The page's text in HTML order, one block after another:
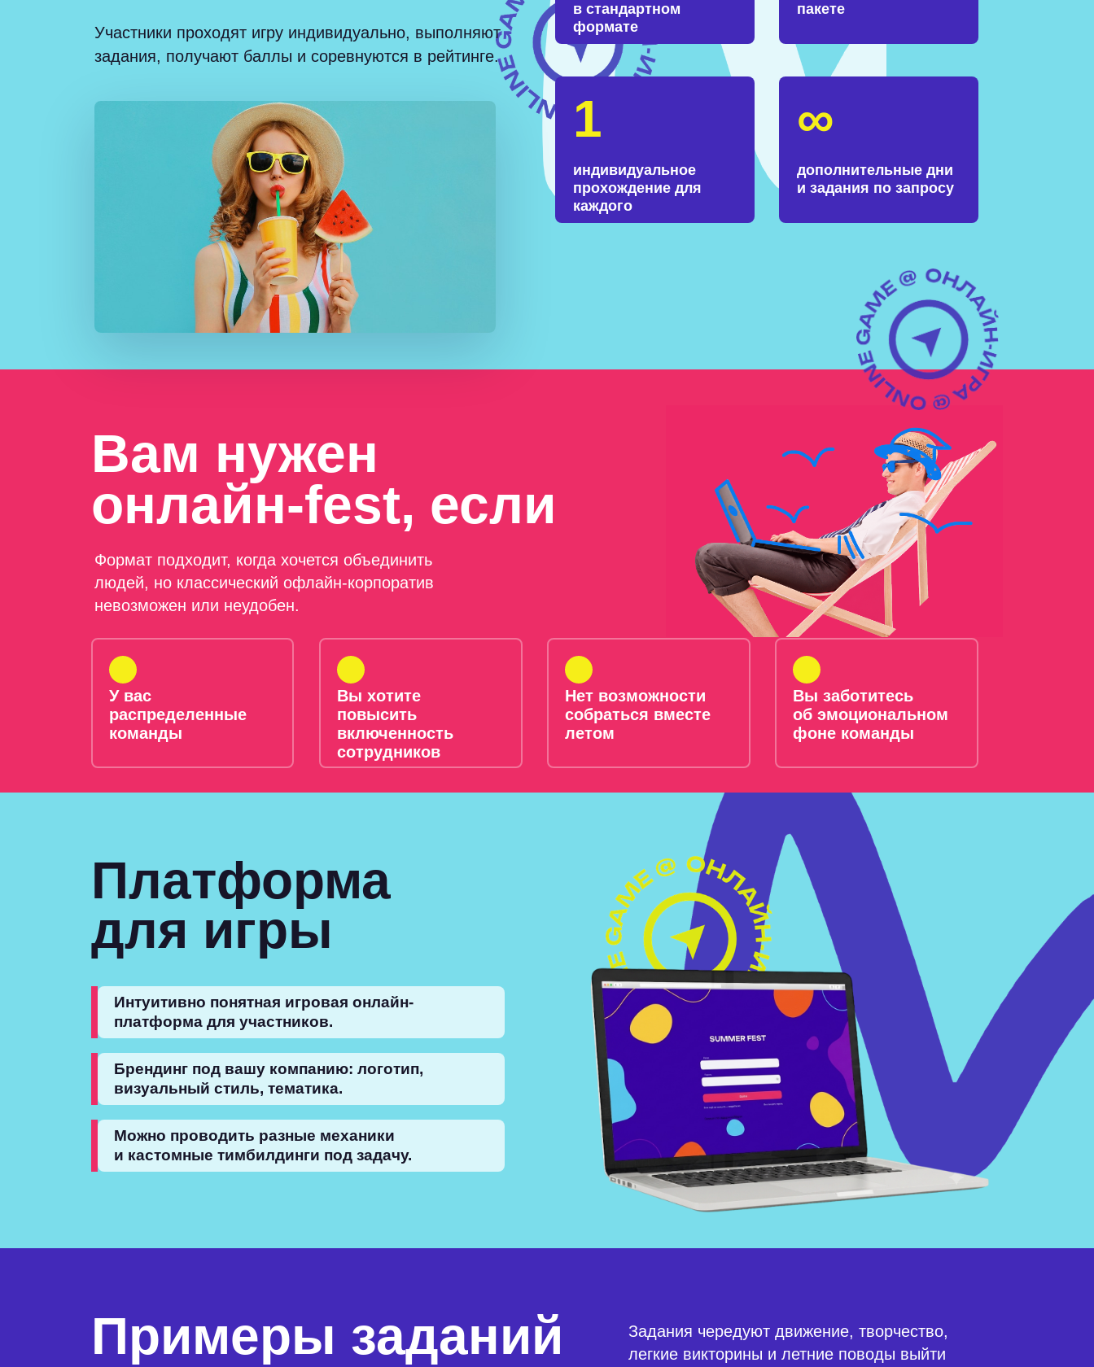
Участники проходят игру индивидуально, выполняют
задания, получают баллы и соревнуются в рейтинге.
в стандартном
формате
пакете
1
индивидуальное
прохождение для
каждого
∞
дополнительные дни
и задания по запросу
Вам нужен
онлайн-fest, если
Формат подходит, когда хочется объединить
людей, но классический офлайн-корпоратив
невозможен или неудобен.
У вас
распределенные
команды
Вы хотите
повысить
включенность
сотрудников
Нет возможности
собраться вместе
летом
Вы заботитесь
об эмоциональном
фоне команды
Платформа
для игры
Интуитивно понятная игровая онлайн-
платформа для участников.
Брендинг под вашу компанию: логотип,
визуальный стиль, тематика.
Можно проводить разные механики
и кастомные тимбилдинги под задачу.
Примеры заданий
Задания чередуют движение, творчество,
легкие викторины и летние поводы выйти